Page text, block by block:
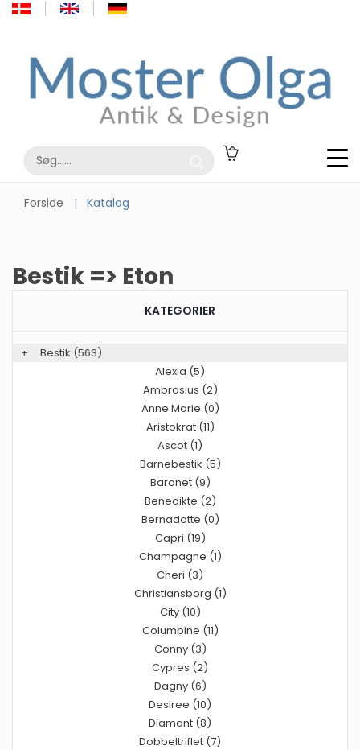
Forside Katalog
Bestik => Eton
KATEGORIER
+ Bestik (563)
Alexia (5)
Ambrosius (2)
Anne Marie (0)
Aristokrat (11)
Ascot (1)
Barnebestik (5)
Baronet (9)
Benedikte (2)
Bernadotte (0)
Capri (19)
Champagne (1)
Cheri (3)
Christiansborg (1)
City (10)
Columbine (11)
Conny (3)
Cypres (2)
Dagny (6)
Desiree (10)
Diamant (8)
Dobbeltriflet (7)